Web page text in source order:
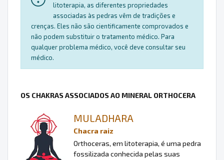
litoterapia, as diferentes propriedades
associadas às pedras vêm de tradições e
crenças. Eles não são cientificamente comprovados e
não podem substituir o tratamento médico. Para
qualquer problema médico, você deve consultar seu
médico.
OS CHAKRAS ASSOCIADOS AO MINERAL ORTHOCERA
MULADHARA
Chacra raiz
Orthoceras, em litoterapia, é uma pedra
fossilizada conhecida pelas suas